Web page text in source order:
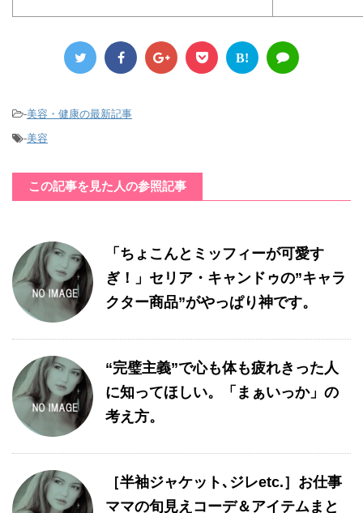
B!
-美容・健康の最新記事
-美容
この記事を見た人の参照記事
「ちょこんとミッフィーが可愛す
ぎ！」セリア・キャンドゥの”キャラ
クター商品”がやっぱり神です。
“完璧主義”で心も体も疲れきった人
に知ってほしい。「まぁいっか」の
考え方。
［半袖ジャケット､ジレetc.］お仕事
ママの旬見えコーデ＆アイテムまと